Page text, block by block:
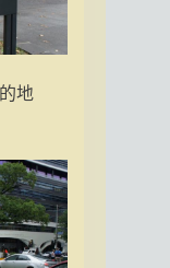
地